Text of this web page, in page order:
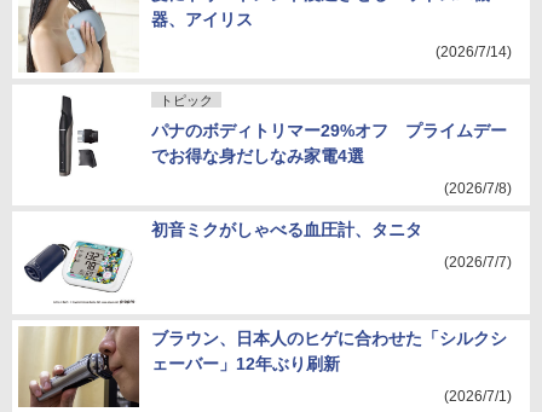
器、アイリス
(2026/7/14)
トピック
パナのボディトリマー29%オフ プライムデー
でお得な身だしなみ家電4選
(2026/7/8)
初音ミクがしゃべる血圧計、タニタ
(2026/7/7)
ブラウン、日本人のヒゲに合わせた「シルクシ
ェーバー」12年ぶり刷新
(2026/7/1)